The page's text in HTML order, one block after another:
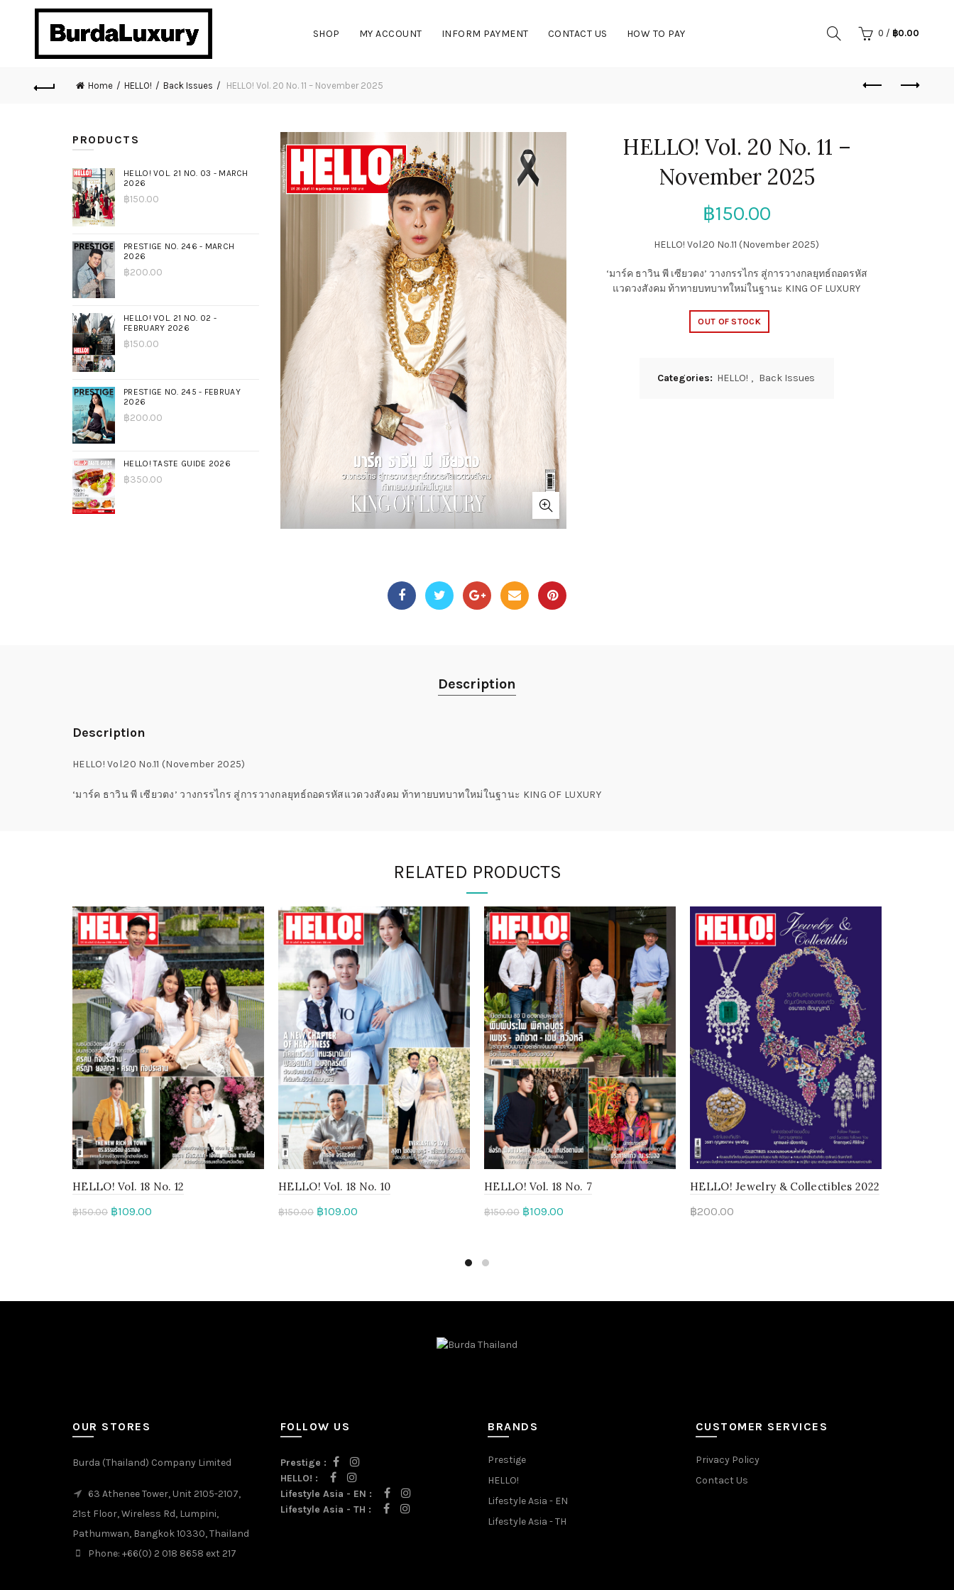
SHOP MY ACCOUNT INFORM PAYMENT CONTACT US HOW TO PAY 0 / ฿0.00
Home HELLO! Back Issues HELLO! Vol. 20 No. 11 – November 2025
HELLO! Vol. 20 No. 11 –
November 2025
฿150.00
HELLO! Vol.20 No.11 (November 2025)
‘มาร์ค ธาวิน พี เซียวตง’ วางกรรไกร สู่การวางกลยุทธ์ถอดรหัส
แวดวงสังคม ท้าทายบทบาทใหม่ในฐานะ KING OF LUXURY
OUT OF STOCK
Categories: HELLO! , Back Issues
PRODUCTS
HELLO! VOL. 21 NO. 03 - MARCH
2026
฿150.00
PRESTIGE NO. 246 - MARCH
2026
฿200.00
HELLO! VOL. 21 NO. 02 -
FEBRUARY 2026
฿150.00
PRESTIGE NO. 245 - FEBRUAY
2026
฿200.00
HELLO! TASTE GUIDE 2026
฿350.00
Description
Description
HELLO! Vol.20 No.11 (November 2025)
‘มาร์ค ธาวิน พี เซียวตง’ วางกรรไกร สู่การวางกลยุทธ์ถอดรหัสแวดวงสังคม ท้าทายบทบาทใหม่ในฐานะ KING OF LUXURY
RELATED PRODUCTS
HELLO! Vol. 18 No. 12
฿150.00 ฿109.00
HELLO! Vol. 18 No. 10
฿150.00 ฿109.00
HELLO! Vol. 18 No. 7
฿150.00 ฿109.00
HELLO! Jewelry & Collectibles 2022
฿200.00
OUR STORES
Burda (Thailand) Company Limited
63 Athenee Tower, Unit 2105-2107,
21st Floor, Wireless Rd, Lumpini,
Pathumwan, Bangkok 10330, Thailand
Phone: +66(0) 2 018 8658 ext 217
FOLLOW US
Prestige :
HELLO! :
Lifestyle Asia - EN :
Lifestyle Asia - TH :
BRANDS
Prestige
HELLO!
Lifestyle Asia - EN
Lifestyle Asia - TH
CUSTOMER SERVICES
Privacy Policy
Contact Us